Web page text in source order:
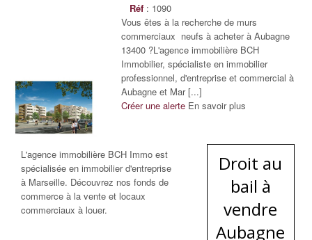
Réf : 1090
Vous êtes à la recherche de murs
commerciaux neufs à acheter à Aubagne
13400 ?L'agence immobilière BCH
Immobilier, spécialiste en immobilier
professionnel, d'entreprise et commercial à
Aubagne et Mar [...]
Créer une alerte En savoir plus
L'agence immobilière BCH Immo est
spécialisée en immobilier d'entreprise
à Marseille. Découvrez nos fonds de
commerce à la vente et locaux
commerciaux à louer.
Droit au
bail à
vendre
Aubagne